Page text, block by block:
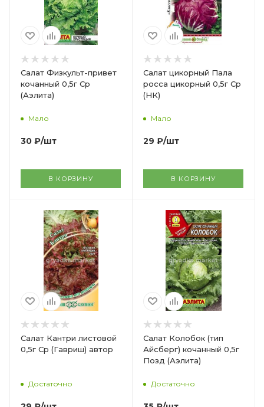
Салат Физкульт-привет
кочанный 0,5г Ср
(Аэлита)
Мало
30 ₽/шт
В КОРЗИНУ
Салат цикорный Пала
росса цикорный 0,5г Ср
(НК)
Мало
29 ₽/шт
В КОРЗИНУ
Салат Кантри листовой
0,5г Ср (Гавриш) автор
Достаточно
Салат Колобок (тип
Айсберг) кочанный 0,5г
Позд (Аэлита)
Достаточно